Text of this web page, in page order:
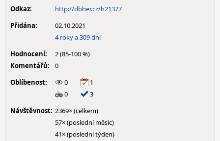
Odkaz:
http://dbher.cz/h21377
Přidána:
02.10.2021
4 roky a 309 dní
Hodnocení:
2 (85-100 %)
Komentářů:
0
Oblíbenost:
0
1
0
3
Návštěvnost: 2369× (celkem)
57× (poslední měsíc)
41× (poslední týden)